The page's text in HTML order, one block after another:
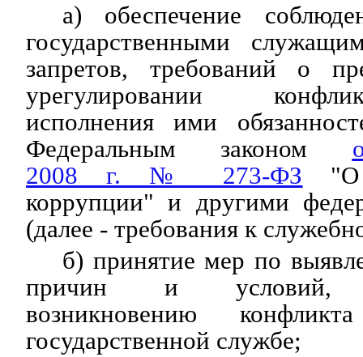
а) обеспечение
государственными
запретов, требований о
урегулировании
исполнения ими
Федеральным законом
2008 г. № 273-ФЗ "О
коррупции" и другими
(далее - требования к
б) принятие мер по
причин и условий,
возникновению
государственной службе;